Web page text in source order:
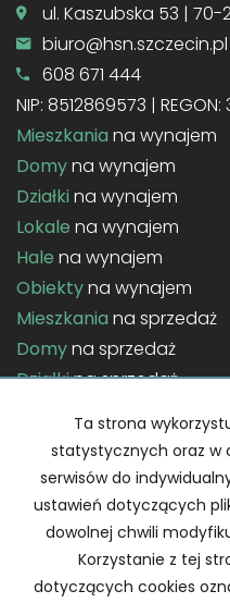
ul. Kaszubska 53 | 70-
biuro@hsn.szczecin.pl
608 671 444
NIP: 8512869573 |
Mieszkania na wynajem
Domyna wynajem
Działki na wynajem
Lokale na wynajem
Hale na wynajem
Obiektyna wynajem
Mieszkania na sprzedaż
Domyna sprzedaż
Działkina sprzedaż
na sprzedaż
Obiektyna sprzedaż
Strona główna Home
Ta strona
statystycznych oraz w
serwisów do
ustawień dotyczących
dowolnej chwili
Korzystanie z tej
dotyczących cookies